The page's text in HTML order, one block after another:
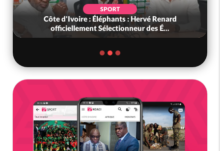
SPORT
Côte d'Ivoire : Éléphants : Hervé Renard
officiellement Sélectionneur des É...